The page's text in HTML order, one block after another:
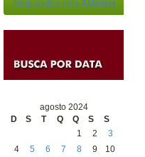
bloqueados pelo Akismet
agosto 2024
D
S T Q Q S
S
1
2
3
4
5 6 7 8 9
10